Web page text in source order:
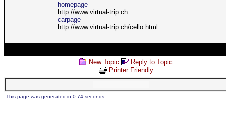
homepage
http://www.virtual-trip.ch
carpage
http://www.virtual-trip.ch/cello.html
New Topic
Reply to Topic
Printer Friendly
This page was generated in 0.74 seconds.